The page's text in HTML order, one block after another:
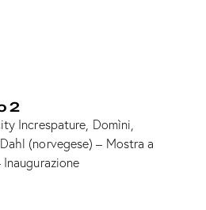
2
Increspature, Domìni,
(norvegese) – Mostra a